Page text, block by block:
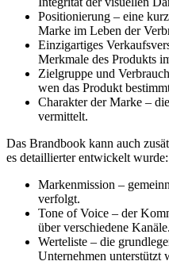
Positionierung – eine
Marke im Leben der
Einzigartiges
Merkmale des Produkts
Zielgruppe und
wen das Produkt
Charakter der Marke –
vermittelt.
Das Brandbook kann auch
es detaillierter entwickelt wurde:
Markenmission –
verfolgt.
Tone of Voice – der
über verschiedene Kanäle.
Werteliste – die
Unternehmen unterstützt